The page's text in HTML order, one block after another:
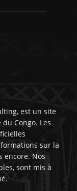
est un site
Congo. Les
sur la
encore. Nos
sont mis à